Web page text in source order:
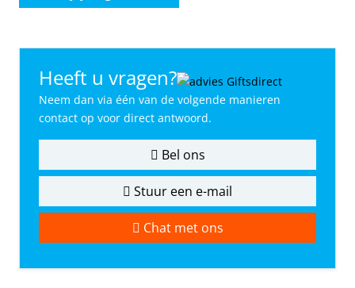
Heeft u vragen?
Neem dan via één van de volgende manieren
contact op voor direct antwoord.
Bel ons
Stuur een e-mail
Chat met ons